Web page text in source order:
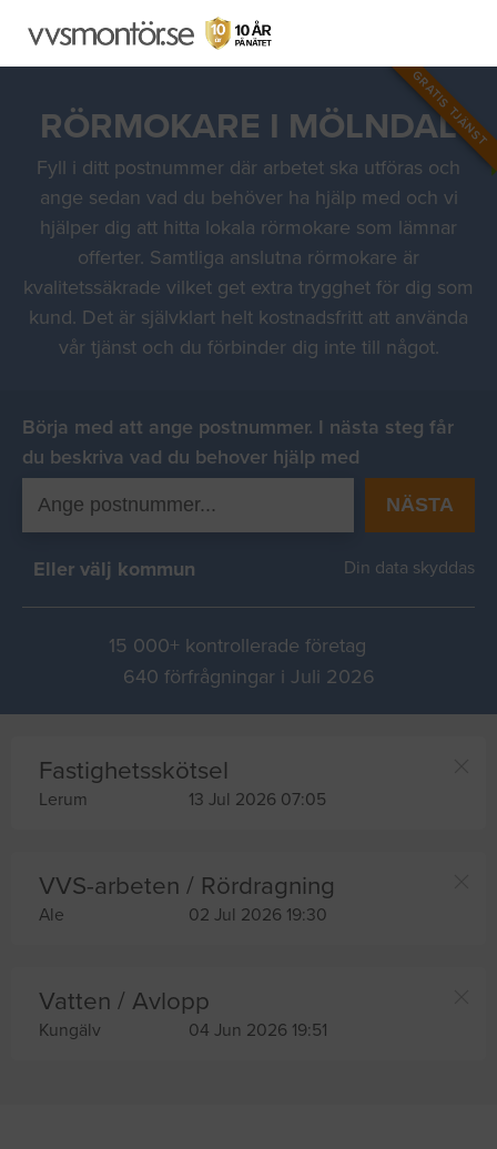
GRATIS TJÄNST
RÖRMOKARE I MÖLNDAL
Fyll i ditt postnummer där arbetet ska utföras och
ange sedan vad du behöver ha hjälp med och vi
hjälper dig att hitta lokala rörmokare som lämnar
offerter. Samtliga anslutna rörmokare är
kvalitetssäkrade vilket get extra trygghet för dig som
kund. Det är självklart helt kostnadsfritt att använda
vår tjänst och du förbinder dig inte till något.
Börja med att ange postnummer. I nästa steg får
du beskriva vad du behover hjälp med
NÄSTA
Eller välj kommun Din data skyddas
15 000+ kontrollerade företag
640 förfrågningar i Juli 2026
Fastighetsskötsel
Lerum 13 Jul 2026 07:05
VVS-arbeten / Rördragning
Ale 02 Jul 2026 19:30
Vatten / Avlopp
Kungälv 04 Jun 2026 19:51